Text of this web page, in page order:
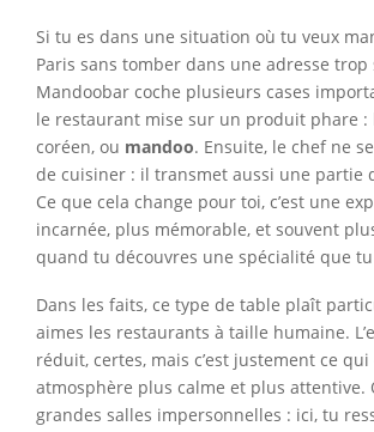
Si tu es dans une situation où tu veux
Paris sans tomber dans une adresse
Mandoobar coche plusieurs cases
le restaurant mise sur un produit phare :
coréen, ou mandoo. Ensuite, le chef ne
de cuisiner : il transmet aussi une partie
Ce que cela change pour toi, c’est une
incarnée, plus mémorable, et souvent
quand tu découvres une spécialité que
Dans les faits, ce type de table plaît
aimes les restaurants à taille humaine.
réduit, certes, mais c’est justement ce
atmosphère plus calme et plus attentive.
grandes salles impersonnelles : ici, tu